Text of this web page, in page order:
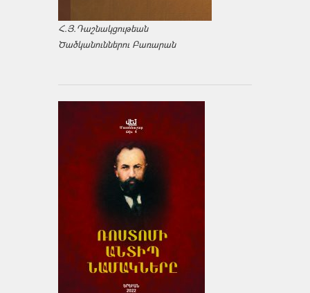
Հ.Յ.Դաշնակցութեան
Ծածկանուններու Բառարան